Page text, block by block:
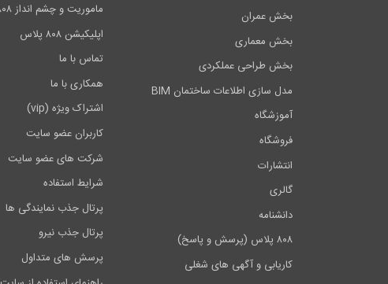
ماموریت و چشم انداز ۸۰۸
اپلیکیشن ۸۰۸ پلاس
تماس با ما
همکاری با ما
اشتراک ویژه (vip)
کاربران عضو سایت
شرکت های عضو سایت
شرایط استفاده
پرتال جذب نمایندگی ها
پرتال جذب نیرو
پرسش های متداول
بخش عمران
بخش معماری
بخش طراحی عملکردی
مدل سازی اطلاعات ساختمان BIM
آموزشگاه
فروشگاه
انتشارات
گالری
دانشنامه
۸۰۸ پلاس (پرسش و پاسخ)
کاریابی و آگهی های شغلی